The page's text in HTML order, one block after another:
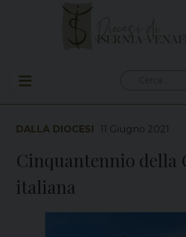
per:
DALLA DIOCESI 11 Giugno 2021
Cinquantennio della
italiana